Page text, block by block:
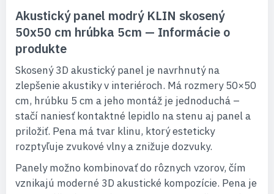
Akustický panel modrý KLIN skosený
50x50 cm hrúbka 5cm — Informácie o
produkte
Skosený 3D akustický panel je navrhnutý na
zlepšenie akustiky v interiéroch. Má rozmery 50×50
cm, hrúbku 5 cm a jeho montáž je jednoduchá –
stačí naniesť kontaktné lepidlo na stenu aj panel a
priložiť. Pena má tvar klinu, ktorý esteticky
rozptyľuje zvukové vlny a znižuje dozvuky.
Panely možno kombinovať do rôznych vzorov, čím
vznikajú moderné 3D akustické kompozície. Pena je